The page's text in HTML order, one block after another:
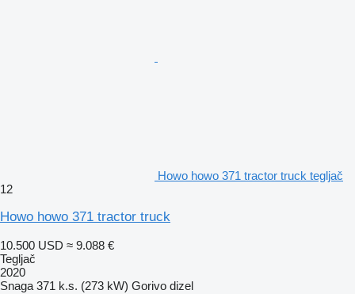
Howo howo 371 tractor truck tegljač
12
Howo howo 371 tractor truck
10.500 USD ≈ 9.088 €
Tegljač
2020
Snaga 371 k.s. (273 kW) Gorivo dizel